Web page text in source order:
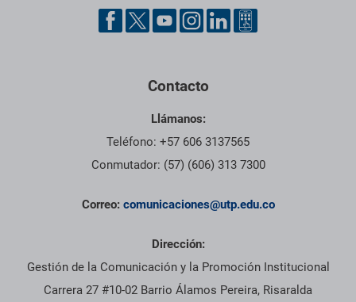
Contacto
Llámanos:
Teléfono: +57 606 3137565
Conmutador: (57) (606) 313 7300
Correo: comunicaciones@utp.edu.co
Dirección:
Gestión de la Comunicación y la Promoción Institucional
Carrera 27 #10-02 Barrio Álamos Pereira, Risaralda